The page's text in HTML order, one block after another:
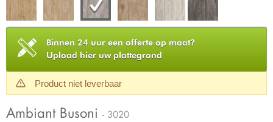
Binnen 24 uur een offerte op maat?
Upload hier uw plattegrond
Product niet leverbaar
Ambiant Busoni - 3020